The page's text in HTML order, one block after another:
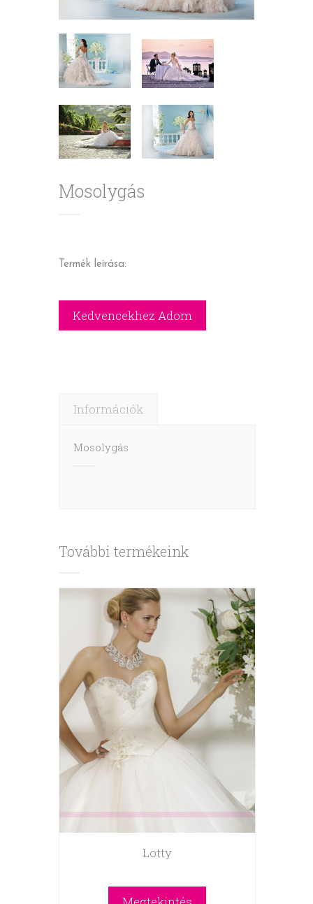
Mosolygás
Termék leírása:
Információk
Mosolygás
További termékeink
Lotty